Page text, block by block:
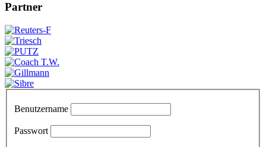
Partner
Benutzername
Passwort